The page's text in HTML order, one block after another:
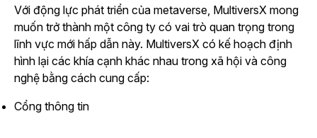
Với động lực phát triển của metaverse, MultiversX mong
muốn trở thành một công ty có vai trò quan trọng trong
lĩnh vực mới hấp dẫn này. MultiversX có kế hoạch định
hình lại các khía cạnh khác nhau trong xã hội và công
nghệ bằng cách cung cấp:
Cổng thông tin